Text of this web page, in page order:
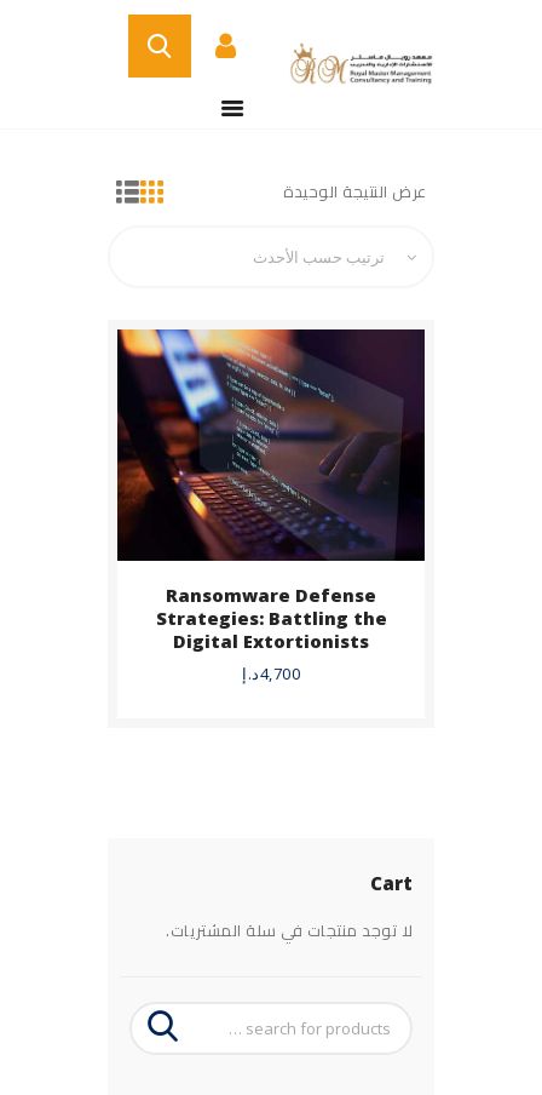
من نحن
CERTIFICATE
VERIFICATION PAGE
ARABIC
عرض النتيجة الوحيدة
Ransomware Defense
Strategies: Battling the
Digital Extortionists
4,700د.إ
Cart
لا توجد منتجات في سلة المشتريات.